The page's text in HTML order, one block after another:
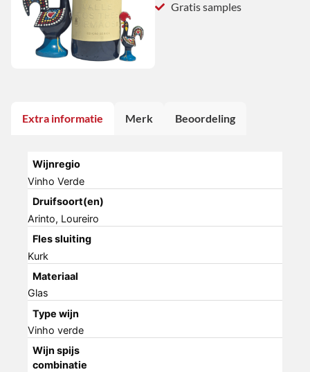
Gratis samples
Extra informatie Merk Beoordeling
Wijnregio
Vinho Verde
Druifsoort(en)
Arinto, Loureiro
Fles sluiting
Kurk
Materiaal
Glas
Type wijn
Vinho verde
Wijn spijs
combinatie